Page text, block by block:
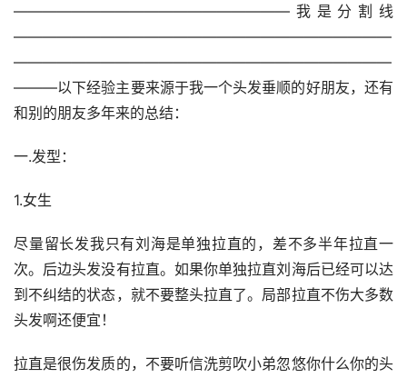
———————————————————我是分割线
——————————————————————————
——————————————————————————
———以下经验主要来源于我一个头发垂顺的好朋友，还有
和别的朋友多年来的总结：
一.发型：
1.女生
尽量留长发我只有刘海是单独拉直的，差不多半年拉直一
次。后边头发没有拉直。如果你单独拉直刘海后已经可以达
到不纠结的状态，就不要整头拉直了。局部拉直不伤大多数
头发啊还便宜！
拉直是很伤发质的，不要听信洗剪吹小弟忽悠你什么你的头